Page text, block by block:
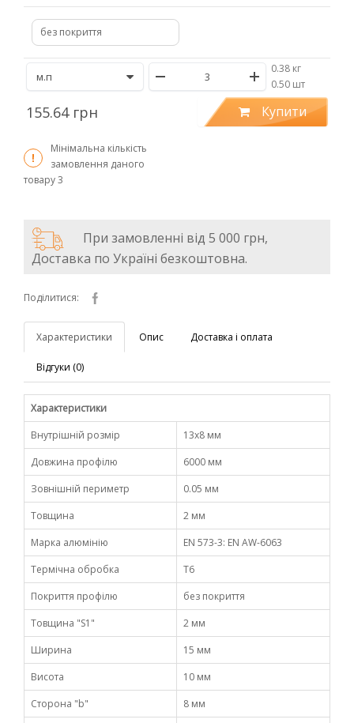
без покриття
0.38 кг
/0.50 шт
155.64 грн Купити
Мінімальна кількість
замовлення даного
товару3
При замовленні від 5 000 грн,
Доставка по Україні безкоштовна.
Поділитися:
Характеристики Опис Доставка і оплата
Відгуки (0)
Характеристики
Внутрішній розмір
13х8 мм
Довжина профілю
6000 мм
Зовнішній периметр
0.05 мм
Товщина
2 мм
Марка алюмінію
EN 573-3: EN AW-6063
Термічна обробка
Т6
Покриття профілю
без покриття
Товщина "S1"
2 мм
Ширина
15 мм
Висота
10 мм
Сторона "b"
8 мм